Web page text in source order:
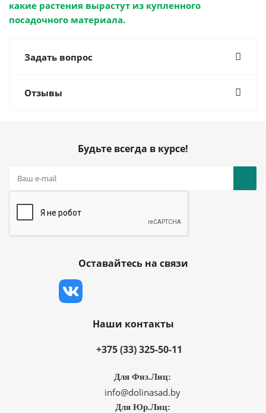
какие растения вырастут из купленного
посадочного материала.
Задать вопрос
Отзывы
Будьте всегда в курсе!
Оставайтесь на связи
Наши контакты
+375 (33) 325-50-11
Для Физ.Лиц:
info@dolinasad.by
Для Юр.Лиц: